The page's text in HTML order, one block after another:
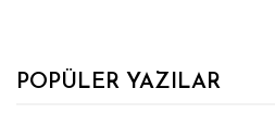
POPÜLER YAZILAR